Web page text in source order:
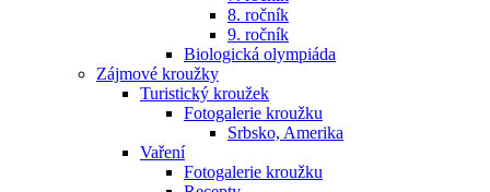
8. ročník
9. ročník
Biologická olympiáda
Zájmové kroužky
Turistický kroužek
Fotogalerie kroužku
Srbsko, Amerika
Vaření
Fotogalerie kroužku